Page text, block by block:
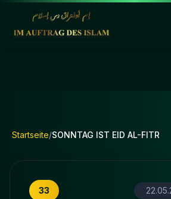
Startseite/SONNTAG IST EID AL-FITR
33